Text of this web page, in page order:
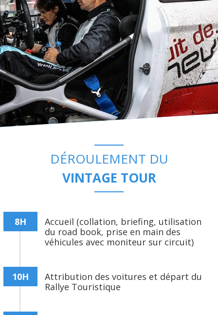
Magali LOMBARD & Patrick HENRY
DÉROULEMENT DU
VINTAGE TOUR
8H
Accueil (collation, briefing, utilisation
du road book, prise en main des
véhicules avec moniteur sur circuit)
10H
Attribution des voitures et départ du
Rallye Touristique